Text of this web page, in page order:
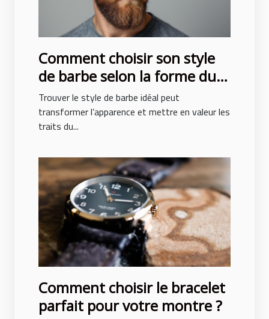
Comment choisir son style
de barbe selon la forme du
visage ?
Trouver le style de barbe idéal peut
transformer l’apparence et mettre en valeur les
traits du...
Comment choisir le bracelet
parfait pour votre montre ?